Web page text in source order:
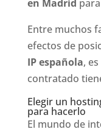
en Madrid
Entre muchos
efectos de
IP española,
contratado
Elegir un
para hacerlo
El mundo de